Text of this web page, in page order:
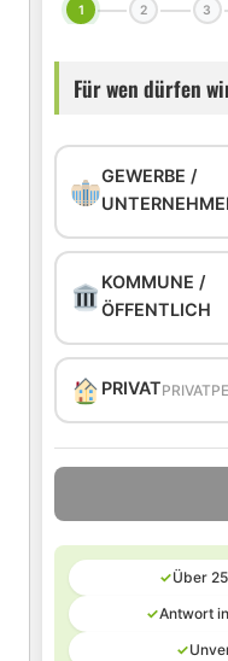
1 2 3
Für wen dürfen
GEWERBE /
KOMMUNE /
ÖFFENTLICH
PRIVAT
✓Über
✓Antwort
✓